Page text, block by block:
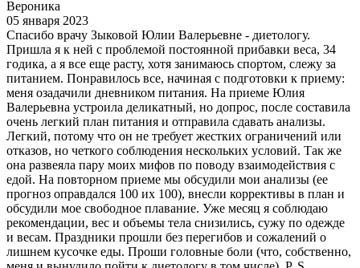
Вероника
05 января 2023
Спасибо врачу Зыковой Юлии Валерьевне - диетологу.
Пришла я к ней с проблемой постоянной прибавки веса, 34
годика, а я все еще расту, хотя занимаюсь спортом, слежу за
питанием. Понравилось все, начиная с подготовки к приему:
меня озадачили дневником питания. На приеме Юлия
Валерьевна устроила деликатный, но допрос, после составила
очень легкий план питания и отправила сдавать анализы.
Легкий, потому что он не требует жестких ограничений или
отказов, но четкого соблюдения нескольких условий. Так же
она развеяла пару моих мифов по поводу взаимодействия с
едой. На повторном приеме мы обсудили мои анализы (ее
прогноз оправдался 100 их 100), внесли коррективы в план и
обсудили мое свободное плавание. Уже месяц я соблюдаю
рекомендации, вес и объемы тела снизились, сужу по одежде
и весам. Праздники прошли без перегибов и сожалений о
лишнем кусочке еды. Проши головные боли (что, собственно,